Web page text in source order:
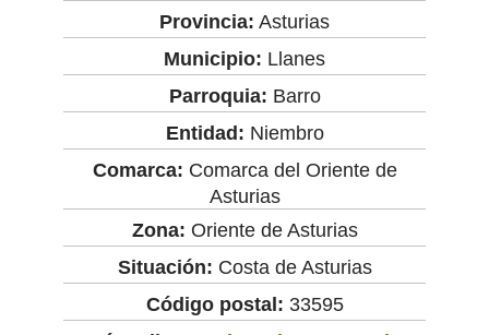
Provincia: Asturias
Municipio: Llanes
Parroquia: Barro
Entidad: Niembro
Comarca: Comarca del Oriente de
Asturias
Zona: Oriente de Asturias
Situación: Costa de Asturias
Código postal: 33595